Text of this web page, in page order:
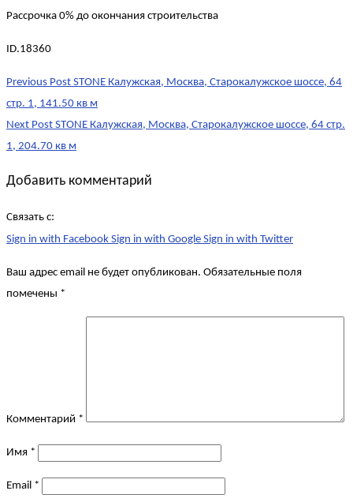
Рассрочка 0% до окончания строительства
ID.18360
Post
navigation
Previous Post STONE Калужская, Москва, Старокалужское шоссе, 64
стр. 1, 141.50 кв м
Next Post STONE Калужская, Москва, Старокалужское шоссе, 64 стр.
1, 204.70 кв м
Добавить комментарий
Связать с:
Sign in with Facebook Sign in with Google Sign in with Twitter
Ваш адрес email не будет опубликован. Обязательные поля
помечены *
Комментарий *
Имя *
Email *